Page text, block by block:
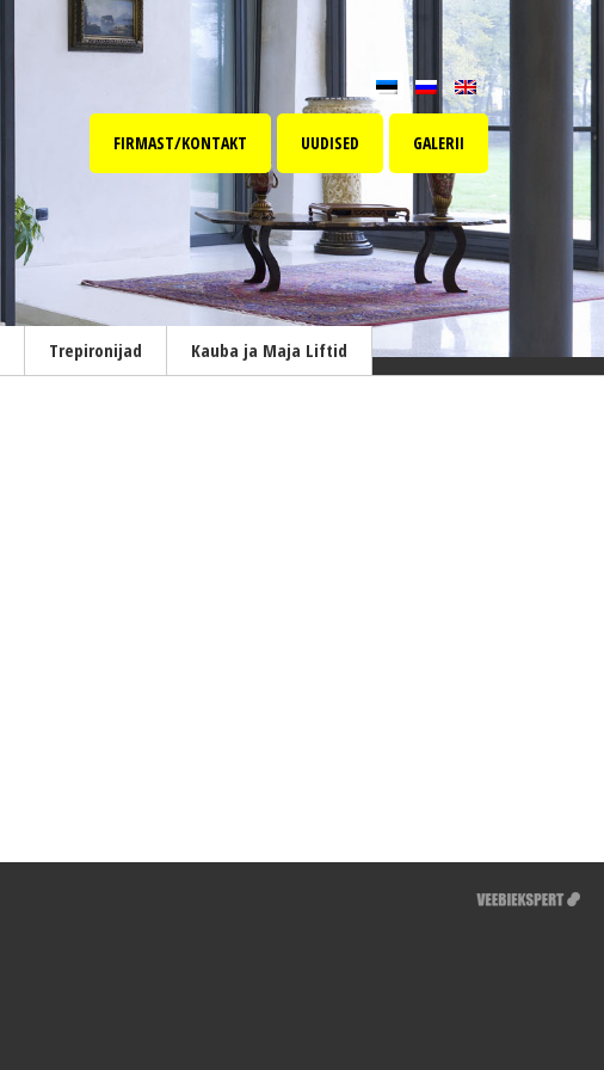
FIRMAST/KONTAKT UUDISED GALERII
Trepironijad Kauba ja Maja Liftid